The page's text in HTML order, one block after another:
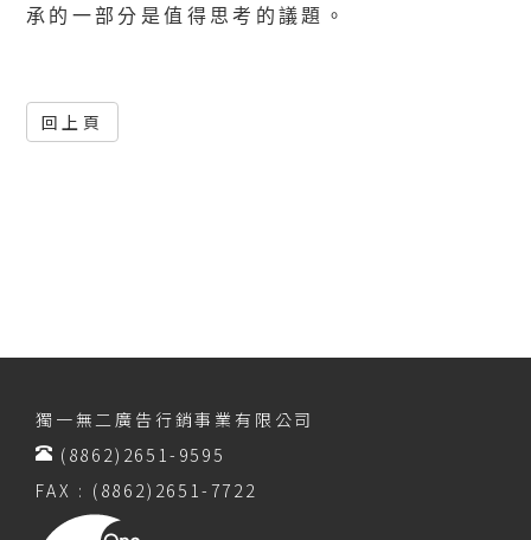
承的一部分是值得思考的議題。
回上頁
獨一無二廣告行銷事業有限公司
(8862)2651-9595
FAX : (8862)2651-7722